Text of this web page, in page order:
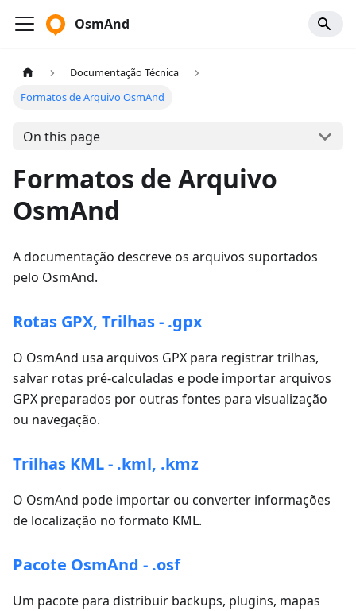
OsmAnd
Documentação Técnica
Formatos de Arquivo OsmAnd
On this page
Formatos de Arquivo
OsmAnd
A documentação descreve os arquivos suportados
pelo OsmAnd.
Rotas GPX, Trilhas - .gpx
O OsmAnd usa arquivos GPX para registrar trilhas,
salvar rotas pré-calculadas e pode importar arquivos
GPX preparados por outras fontes para visualização
ou navegação.
Trilhas KML - .kml, .kmz
O OsmAnd pode importar ou converter informações
de localização no formato KML.
Pacote OsmAnd - .osf
Um pacote para distribuir backups, plugins, mapas